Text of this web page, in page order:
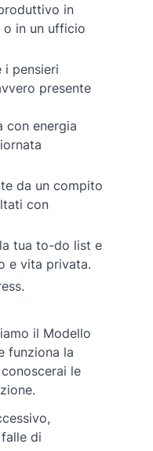
in
o in un ufficio
i pensieri
presente
con energia
da un compito
con
tua to-do list e
e vita privata.
il Modello
funziona la
le
di